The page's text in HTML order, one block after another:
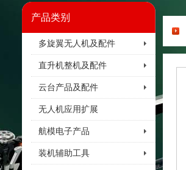
产品类别
多旋翼无人机及配件
直升机整机及配件
云台产品及配件
无人机应用扩展
航模电子产品
装机辅助工具